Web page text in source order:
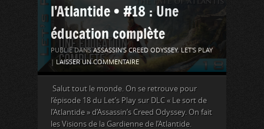
l’Atlantide • #18 : Une
éducation complète
PUBLIÉ DANSASSASSIN'S CREED ODYSSEY, LET'S PLAY
| LAISSER UN COMMENTAIRE
Salut tout le monde. On se retrouve pour
l’épisode 18 du Let’s Play sur DLC « Le sort de
l’Atlantide » d’Assassin’s Creed Odyssey. On fait
les Visions de la Gardienne de l’Atlantide.